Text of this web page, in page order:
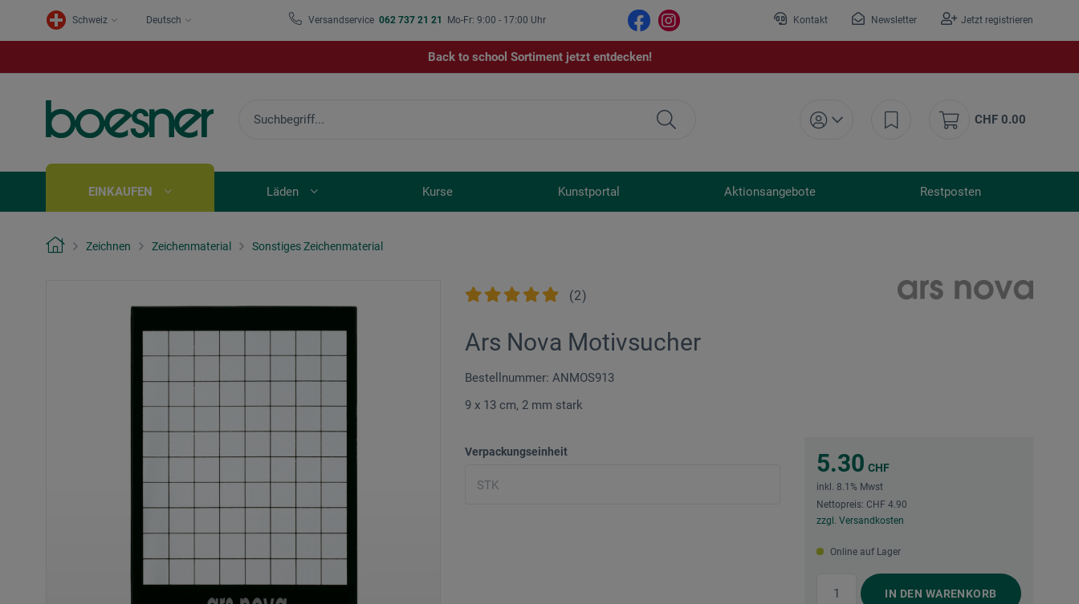
Schweiz Deutsch Versandservice 062 737 21 21 Mo-Fr: 9:00 - 17:00 Uhr Kontakt Newsletter Jetzt registrieren
Back to school Sortiment jetzt entdecken!
CHF 0.00
EINKAUFEN Läden Kurse Kunstportal Aktionsangebote Restposten
Zeichnen Zeichenmaterial Sonstiges Zeichenmaterial
(2)
Ars Nova Motivsucher
Bestellnummer: ANMOS913
9 x 13 cm, 2 mm stark
Verpackungseinheit 5.30 CHF
inkl. 8.1% Mwst
Nettopreis: CHF 4.90
zzgl. Versandkosten
Online auf Lager
IN DEN WARENKORB